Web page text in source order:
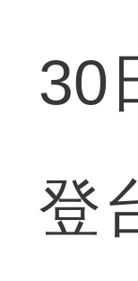
30
登